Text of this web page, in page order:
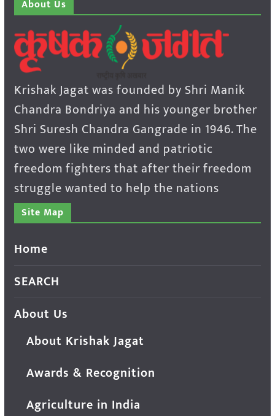
About Us
Krishak Jagat was founded by Shri Manik
Chandra Bondriya and his younger brother
Shri Suresh Chandra Gangrade in 1946. The
two were like minded and patriotic
freedom fighters that after their freedom
struggle wanted to help the nations
Site Map
Home
SEARCH
About Us
About Krishak Jagat
Awards & Recognition
Agriculture in India